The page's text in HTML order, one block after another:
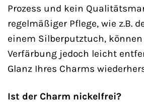
Prozess und kein
regelmäßiger Pflege, wie z.B.
einem Silberputztuch, können
Verfärbung jedoch leicht
Glanz Ihres Charms
Ist der Charm nickelfrei?